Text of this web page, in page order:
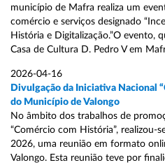
município de Mafra realiza um
comércio e serviços designado
História e Digitalização.”O evento,
Casa de Cultura D. Pedro V em
2026-04-16
Divulgação da Iniciativa Nacional
do Município de Valongo
No âmbito dos trabalhos de
“Comércio com História”, realizou-
2026, uma reunião em formato
Valongo. Esta reunião teve por